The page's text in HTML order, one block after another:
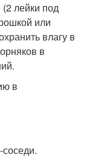
лейки под
или
влагу в
в